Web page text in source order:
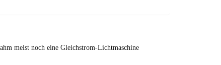
meist noch eine Gleichstrom-Lichtmaschine